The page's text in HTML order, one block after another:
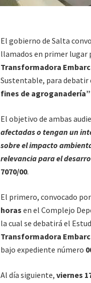
El gobierno de Salta
llamados en primer lugar
Transformadora
Sustentable, para debatir
fines de agroganadería”
El objetivo de ambas
afectadas o tengan un
sobre el impacto
relevancia para el
7070/00.
El primero, convocado
horas en el Complejo
la cual se debatirá el
Transformadora
bajo expediente número
Al día siguiente, viernes